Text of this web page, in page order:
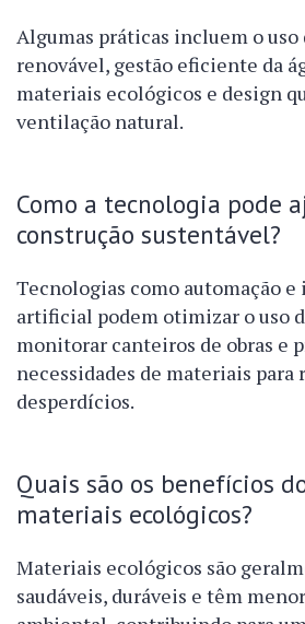
Algumas práticas incluem o uso
renovável, gestão eficiente da
materiais ecológicos e design
ventilação natural.
Como a tecnologia pode
construção sustentável?
Tecnologias como automação
artificial podem otimizar o uso
monitorar canteiros de obras e
necessidades de materiais para
desperdícios.
Quais são os benefícios
materiais ecológicos?
Materiais ecológicos são
saudáveis, duráveis e têm